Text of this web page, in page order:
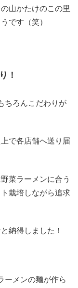
山かたけのこの里
です（笑）
！
ちろんこだわりが
で各店舗へ送り届
菜ラーメンに合う
栽培しながら追求
納得しました！
ーメンの麺が作ら